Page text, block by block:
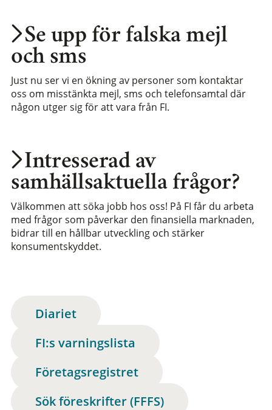
Intresserad av
samhällsaktuella frågor?
Välkommen att söka jobb hos oss! På FI får du arbeta
med frågor som påverkar den finansiella marknaden,
bidrar till en hållbar utveckling och stärker
konsumentskyddet.
Se upp för falska mejl
och sms
Just nu ser vi en ökning av personer som kontaktar
oss om misstänkta mejl, sms och telefonsamtal där
någon utger sig för att vara från FI.
Diariet
FI:s varningslista
Företagsregistret
Sök föreskrifter (FFFS)